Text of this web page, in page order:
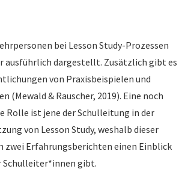
bei Lesson Study-Prozessen
ausführlich dargestellt. Zusätzlich gibt es
von Praxisbeispielen und
(Mewald & Rauscher, 2019). Eine noch
Rolle ist jene der Schulleitung in der
von Lesson Study, weshalb dieser
zwei Erfahrungsberichten einen Einblick
Schulleiter*innen gibt.